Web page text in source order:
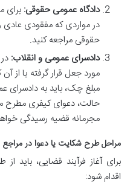
دادگاه عمومی حقوقی:
در مواردی که مفقودی عادی
حقوقی مراجعه کنید.
دادسرای عمومی و انقلاب:
مورد جعل قرار گرفته یا از
مبلغ چک، باید به دادسرای
حالت، دعوای کیفری مطرح
مجرمانه قضیه رسیدگی
مراحل طرح شکایت یا دعوا در
برای آغاز فرآیند قضایی، باید
اقدام شود: